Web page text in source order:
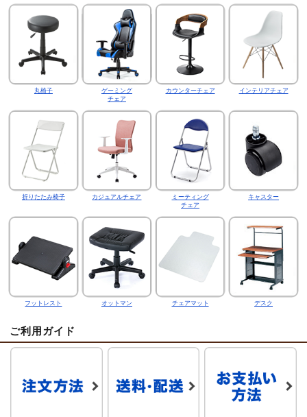
丸椅子
ゲーミング
チェア
カウンターチェア インテリアチェア
折りたたみ椅子 カジュアルチェア
ミーティング
チェア
キャスター
フットレスト オットマン チェアマット デスク
ご利用ガイド